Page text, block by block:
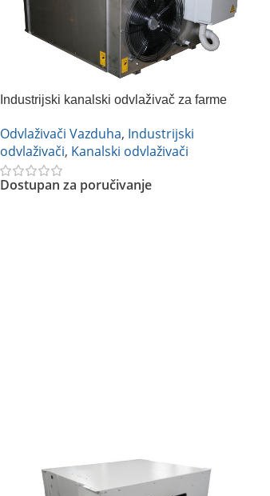
Industrijski kanalski odvlaživač za farme
Odvlaživači Vazduha, Industrijski
odvlaživači, Kanalski odvlaživači
Dostupan za poručivanje